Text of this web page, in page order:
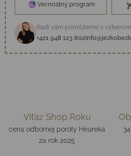
Vernostný program
Radi vám pomôžeme s výberom
+421 948 123 802
Víťaz Shop Roku
cena odbornej poroty Heureka
za rok 2025